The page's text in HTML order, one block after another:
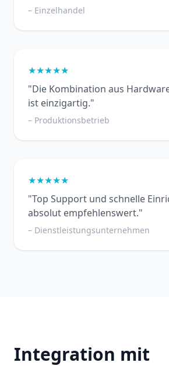
– Einzelhandel
★★★★★
"Die Kombination aus
ist einzigartig."
– Produktionsbetrieb
★★★★★
"Top Support und schnelle
absolut empfehlenswert."
– Dienstleistungsunternehmen
Integration mit